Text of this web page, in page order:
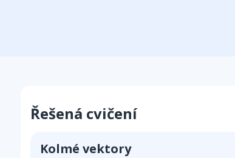
Řešená cvičení
Kolmé vektory